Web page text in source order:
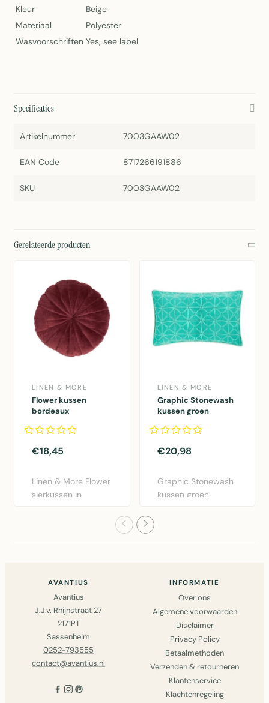
Kleur
Beige
Materiaal
Polyester
Wasvoorschriften Yes, see label
Specificaties
Artikelnummer 7003GAAW02
EAN Code 8717266191886
SKU 7003GAAW02
Gerelateerde producten
LINEN & MORE
Flower kussen
bordeaux
€18,45
Linen & More Flower
sierkussen in
LINEN & MORE
Graphic Stonewash
kussen groen
€20,98
Graphic Stonewash
kussen groen
AVANTIUS
Avantius
J.J.v. Rhijnstraat 27
2171PT
Sassenheim
0252-793555
contact@avantius.nl
INFORMATIE
Over ons
Algemene voorwaarden
Disclaimer
Privacy Policy
Betaalmethoden
Verzenden & retourneren
Klantenservice
Klachtenregeling